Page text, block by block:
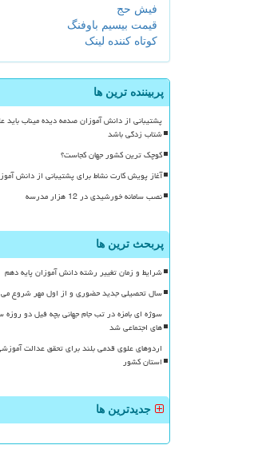
فیش حج
قیمت بیسیم باوفنگ
کوتاه کننده لینک
پربیننده ترین ها
پشتیبانی از دانش آموزان صدمه دیده میناب باید
شتاب زدگی باشد
کوچک ترین کشور جهان کجاست؟
آغاز پویش کارت نشاط برای پشتیبانی از دانش
نصب سامانه خورشیدی در 12 هزار مدرسه
پربحث ترین ها
شرایط و زمان تغییر رشته دانش آموزان پایه دهم
سال تحصیلی جدید حضوری و از اول مهر شروع
سوژه ای بامزه در تب جام جهانی بچه فیل دو روزه
های اجتماعی شد
استان کشور
جدیدترین ها